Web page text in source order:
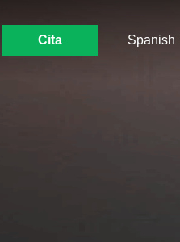
Cita Spanish